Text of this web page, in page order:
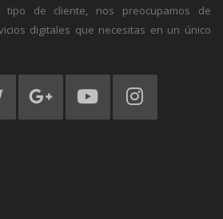
tipo de cliente, nos preocupamos de
digitales que necesitas en un único